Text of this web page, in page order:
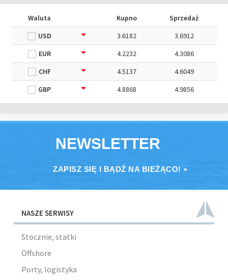
Waluta Kupno
Sprzedaż
USD
3.6182
3.6912
EUR
4.2232
4.3086
CHF
4.5137
4.6049
GBP
4.8868 4.9856
NEWSLETTER
ZAPISZ SIĘ I BĄDŹ NA BIEŻĄCO! »
NASZE SERWISY
Stocznie, statki
Offshore
Porty, logistyka